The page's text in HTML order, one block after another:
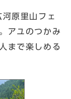
原里山フェ
アユのつかみ
まで楽しめる